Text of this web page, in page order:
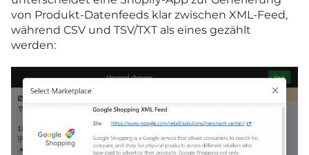
von Produkt-Datenfeeds klar zwischen XML-Feed,
während CSV und TSV/TXT als eines gezählt
werden: